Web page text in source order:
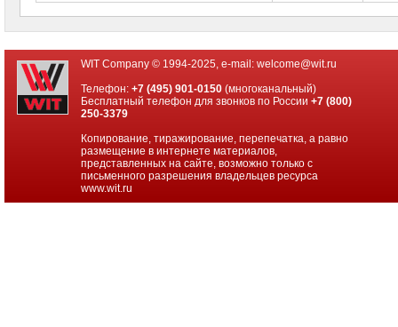
WIT Company © 1994-2025, e-mail: welcome@wit.ru
Телефон:+7 (495) 901-0150 (многоканальный)
Бесплатный телефон для звонков по России+7 (800)
250-3379
Копирование, тиражирование, перепечатка, а равно
размещение в интернете материалов,
представленных на сайте, возможно только с
письменного разрешения владельцев ресурса
www.wit.ru